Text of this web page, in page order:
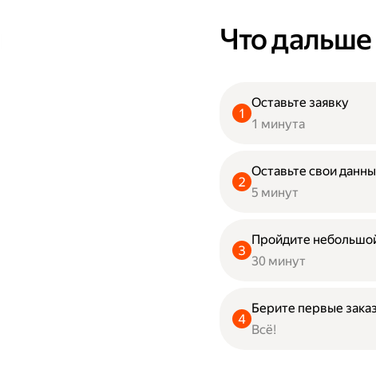
Что дальше
Оставьте заявку
1 минута
Оставьте свои
5 минут
Пройдите
30 минут
Берите первые
Всё!